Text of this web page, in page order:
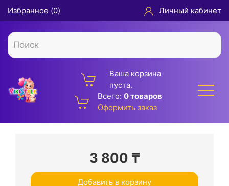
Избранное (0) Личный кабинет
Ваша корзина
пуста.
Всего: 0 товаров
Оформить заказ
3 800 ₸
Добавить в корзину